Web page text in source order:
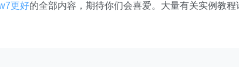
更好的全部内容，期待你们会喜爱。大量有关实例教程